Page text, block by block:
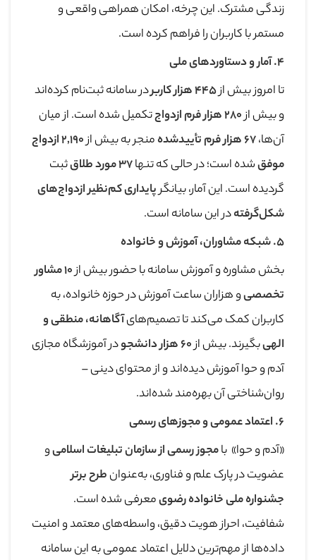
زندگی مشترک. این چرخه، امکان همراهی واقعی و
مستمر با کاربران را فراهم کرده است.
۴.آمار و دستاوردهای ملی
تا امروز بیش از۴۴۵هزار کاربردر سامانه ثبت‌نام کرده‌اند
و بیش از۲۸۰هزار فرم ازدواجتکمیل شده است. از میان
آن‌ها،۶۷هزار فرم تأییدشدهمنجر به بیش از۲,۱۹۰ازدواج
موفقشده است؛ در حالی که تنها۳۷مورد طلاقثبت
گردیده است. این آمار، بیانگرپایداری کم‌نظیر ازدواج‌های
شکل‌گرفتهدر این سامانه است.
۵.شبکه مشاوران، آموزش و خانواده
بخش مشاوره و آموزش سامانه با حضور بیش از۱۰مشاور
تخصصیو هزاران ساعت آموزش در حوزه خانواده، به
کاربران کمک می‌کند تا تصمیم‌هایآگاهانه، منطقی و
الهیبگیرند. بیش از۶۰هزار دانشجودر آموزشگاه مجازی
آدم و حوا آموزش دیده‌اند و از محتوای دینی –
روان‌شناختی آن بهره‌مند شده‌اند.
۶.اعتماد عمومی و مجوزهای رسمی
«آدم و حوا» بامجوز رسمی از سازمان تبلیغات اسلامیو
عضویت در پارک علم و فناوری، به‌عنوانطرح برتر
جشنواره ملی خانواده رضویمعرفی شده است.
شفافیت، احراز هویت دقیق، واسطه‌های معتمد و امنیت
داده‌ها از مهم‌ترین دلایل اعتماد عمومی به این سامانه